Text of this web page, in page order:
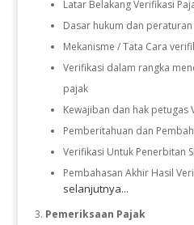
Latar Belakang Verifikasi
Dasar hukum dan
Mekanisme / Tata Cara
Verifikasi dalam rangka
pajak
Kewajiban dan hak petugas
Pemberitahuan dan
Verifikasi Untuk Penerbitan
Pembahasan Akhir Hasil
selanjutnya...
Pemeriksaan Pajak